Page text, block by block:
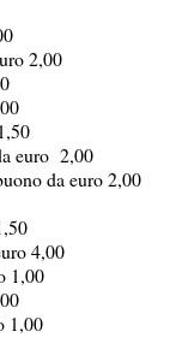
2,00
euro 2,00
da euro 2,00
4,00
1,00
1,00